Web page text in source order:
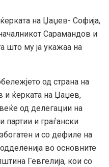
на Џаџев- Софија,
Сарамандов и
што му ја укажаа на
од страна на
и ќерката на Џаџев,
од делегации на
партии и граѓански
и со дефиле на
во основните
Гевгелија, кои со